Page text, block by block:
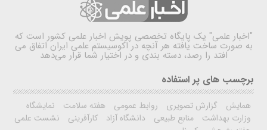
"اخبار علمی" یک پایگاه تخصصی پویش اخبار علمی کشور است که
به صورت ساخت یافته هر آنچه در اکوسیستم علمی ایران اتفاق می
افتد را رصد، دسته بندی و در اختیار شما قرار می‌دهد
برچسب های پر استفاده
همایش گزارش تصویری روابط عمومی هفته سلامت
نمایشگاه
وزارت بهداشت
منابع طبیعی دانشگاه آزاد کارآفرینی
نشست علمی